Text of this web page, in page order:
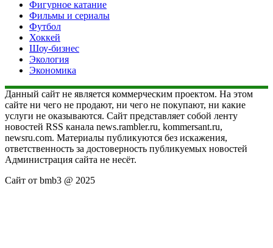
Фигурное катание
Фильмы и сериалы
Футбол
Хоккей
Шоу-бизнес
Экология
Экономика
Данный сайт не является коммерческим проектом. На этом
сайте ни чего не продают, ни чего не покупают, ни какие
услуги не оказываются. Сайт представляет собой ленту
новостей RSS канала news.rambler.ru, kommersant.ru,
newsru.com. Материалы публикуются без искажения,
ответственность за достоверность публикуемых новостей
Администрация сайта не несёт.
Сайт от bmb3 @ 2025